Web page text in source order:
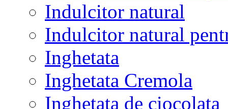
Indulcitor natural
Indulcitor natural
Inghetata
Inghetata Cremola
Inghetata de ciocolata